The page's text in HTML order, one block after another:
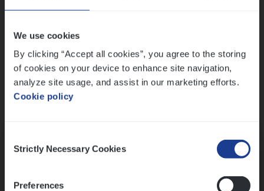
We use cookies
By clicking “Accept all cookies”, you agree to the storing
of cookies on your device to enhance site navigation,
analyze site usage, and assist in our marketing efforts.
Cookie policy
Selection
Strictly Necessary Cookies
Preferences